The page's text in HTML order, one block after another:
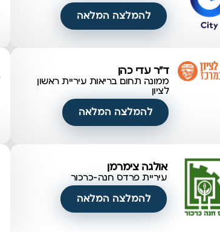
להמלצה המלאה
ד"ר עדי כהן
ממונה תחום בריאות עיריית ראשון
לציון
להמלצה המלאה
אולגה צימרמן
עיריית פרדס חנה-כרכור
להמלצה המלאה